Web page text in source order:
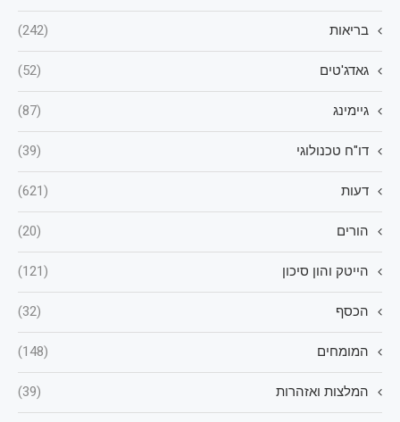
בריאות (242)
גאדג'טים (52)
גיימינג (87)
דו"ח טכנולוגי (39)
דעות (621)
הורים (20)
הייטק והון סיכון (121)
הכסף (32)
המומחים (148)
המלצות ואזהרות (39)